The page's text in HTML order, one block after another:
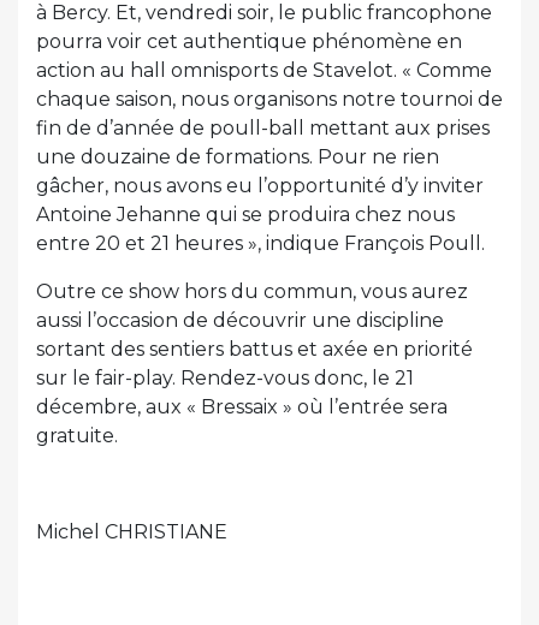
à Bercy. Et, vendredi soir, le public francophone
pourra voir cet authentique phénomène en
action au hall omnisports de Stavelot. « Comme
chaque saison, nous organisons notre tournoi de
fin de d’année de poull-ball mettant aux prises
une douzaine de formations. Pour ne rien
gâcher, nous avons eu l’opportunité d’y inviter
Antoine Jehanne qui se produira chez nous
entre 20 et 21 heures », indique François Poull.
Outre ce show hors du commun, vous aurez
aussi l’occasion de découvrir une discipline
sortant des sentiers battus et axée en priorité
sur le fair-play. Rendez-vous donc, le 21
décembre, aux « Bressaix » où l’entrée sera
gratuite.
Michel CHRISTIANE